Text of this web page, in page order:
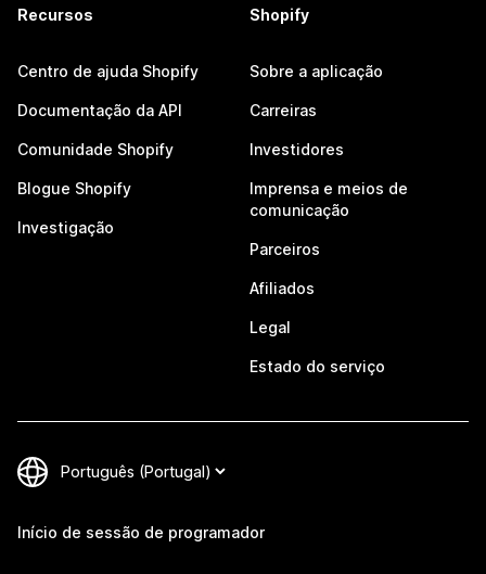
Recursos
Centro de ajuda Shopify
Documentação da API
Comunidade Shopify
Blogue Shopify
Investigação
Shopify
Sobre a aplicação
Carreiras
Investidores
Imprensa e meios de
comunicação
Parceiros
Afiliados
Legal
Estado do serviço
Início de sessão de programador